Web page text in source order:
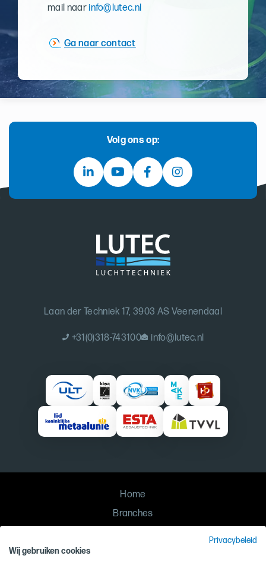
mail naarinfo@lutec.nl
Ga naar contact
Volg ons op:
Laan der Techniek 17, 3903 AS Veenendaal
+31(0)318-743100 info@lutec.nl
Home
Branches
Privacybeleid
Wij gebruiken cookies